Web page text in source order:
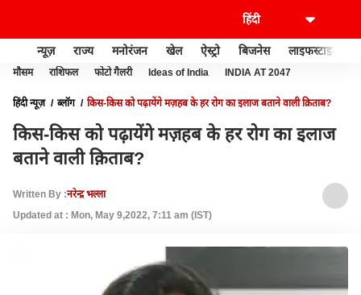
न्यूज़ राज्य मनोरंजन खेल ऐस्ट्रो बिजनेस लाइफस्टाइल
मौसम राशिफल फोटो गैलरी Ideas of India INDIA AT 2047
हिंदी न्यूज़ ब्लॉग किस-किस को पढ़ायेंगे मज़हब के हर रोग का इलाज बताने वाली क़िताब?
किस-किस को पढ़ायेंगे मज़हब के हर रोग का इलाज
बताने वाली क़िताब?
Written By :नरेन्द्र भल्ला
Updated at : Mon, May 9,2022, 7:11 am (IST)